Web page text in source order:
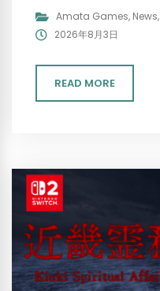
Amata Games, News,
2026年8月3日
READ MORE